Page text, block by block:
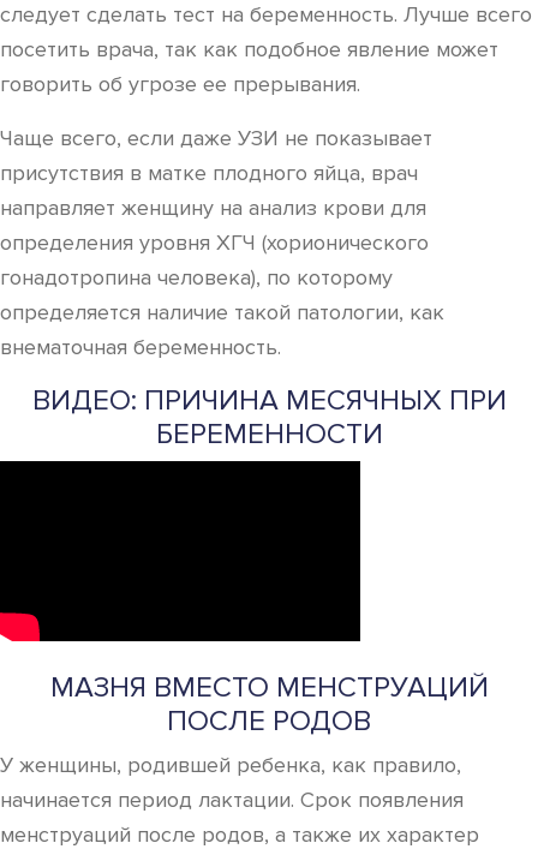
следует сделать тест на беременность. Лучше всего
посетить врача, так как подобное явление может
говорить об угрозе ее прерывания.
Чаще всего, если даже УЗИ не показывает
присутствия в матке плодного яйца, врач
направляет женщину на анализ крови для
определения уровня ХГЧ (хорионического
гонадотропина человека), по которому
определяется наличие такой патологии, как
внематочная беременность.
ВИДЕО: ПРИЧИНА МЕСЯЧНЫХ ПРИ
БЕРЕМЕННОСТИ
МАЗНЯ ВМЕСТО МЕНСТРУАЦИЙ
ПОСЛЕ РОДОВ
У женщины, родившей ребенка, как правило,
начинается период лактации. Срок появления
менструаций после родов, а также их характер